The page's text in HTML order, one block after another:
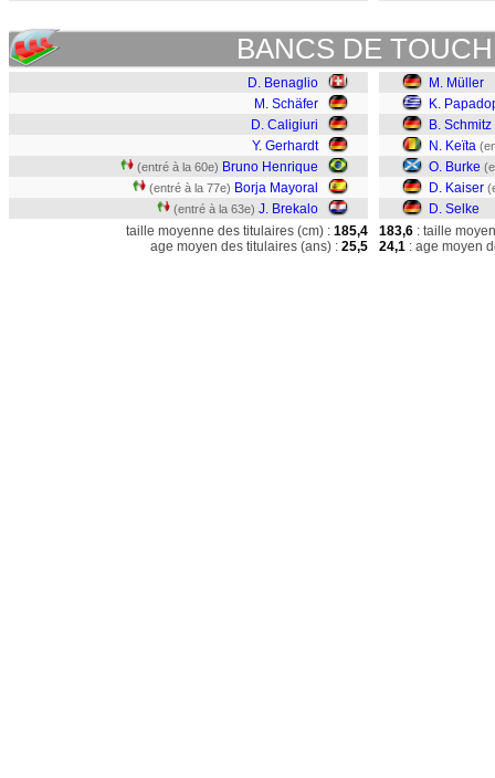
BANCS DE
D. Benaglio
M. Schäfer
D. Caligiuri
Y. Gerhardt
(entré à la 60e) Bruno Henrique
(entré à la 77e) Borja Mayoral
(entré à la 63e) J. Brekalo
M. Müller
K.
B. Schmitz
N. Keïta
O. Burke
D. Kaiser
D. Selke
taille moyenne des titulaires (cm) : 185,4
age moyen des titulaires (ans) : 25,5
183,6 : taille
24,1 : age moyen